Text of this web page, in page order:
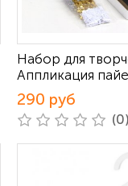
Набор для
Аппликация
290 руб